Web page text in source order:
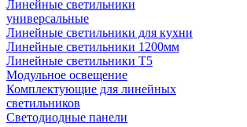
Линейные светильники
универсальные
Линейные светильники для кухни
Линейные светильники 1200мм
Линейные светильники Т5
Модульное освещение
Комплектующие для линейных
светильников
Светодиодные панели